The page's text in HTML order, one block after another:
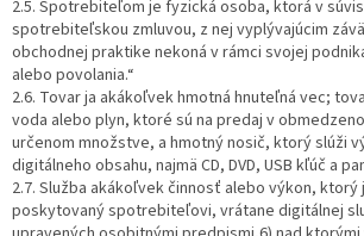
2.5. Spotrebiteľom je fyzická osoba, ktorá v
spotrebiteľskou zmluvou, z nej vyplývajúcim
obchodnej praktike nekoná v rámci svojej
alebo povolania.“
2.6. Tovar ja akákoľvek hmotná hnuteľná vec;
voda alebo plyn, ktoré sú na predaj v
určenom množstve, a hmotný nosič, ktorý slúži
digitálneho obsahu, najmä CD, DVD, USB kľúč a
2.7. Služba akákoľvek činnosť alebo výkon, ktorý
poskytovaný spotrebiteľovi, vrátane digitálnej